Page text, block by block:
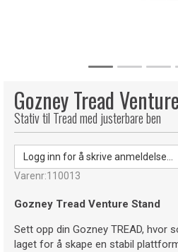
Gozney Tread
Stativ til Tread med justerbare ben
Logg inn for å skrive anmeldelse...
Varenr:110013
Gozney Tread Venture Stand
Sett opp din Gozney TREAD, hvor
laget for å skape en stabil